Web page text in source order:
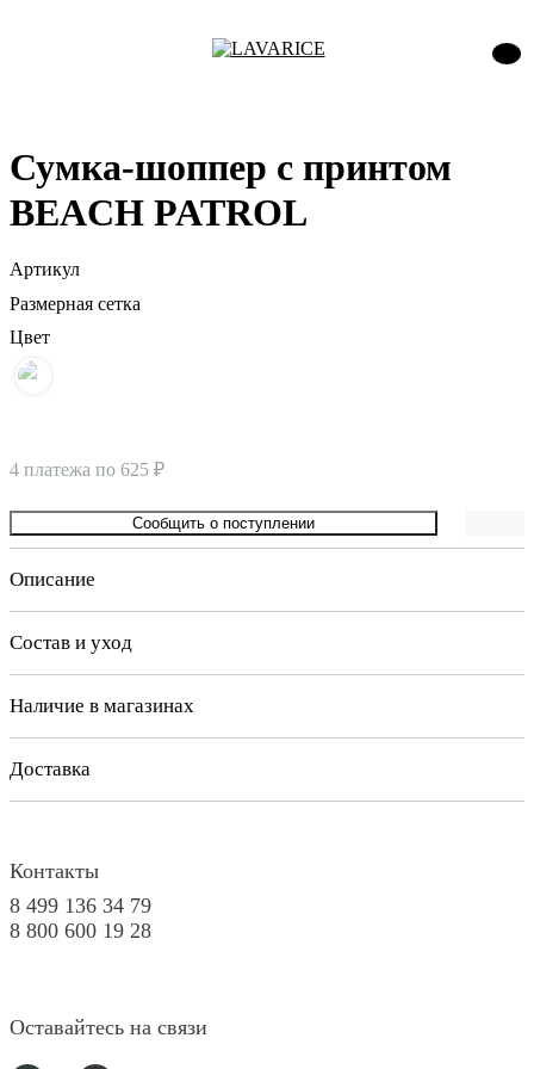
Сумка-шоппер с принтом
BEACH PATROL
Размерная сетка
Артикул
Цвет
4 платежа по 625 ₽
Сообщить о поступлении
Описание
Состав и уход
Наличие в магазинах
Доставка
Контакты
8 499 136 34 79
8 800 600 19 28
Оставайтесь на связи